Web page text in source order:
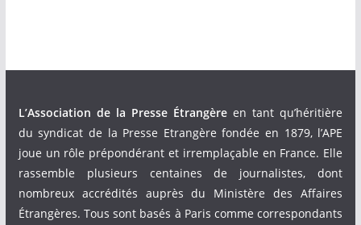
L’Association de la Presse Étrangèreen tant qu’héritière
du syndicat de la Presse Etrangère fondée en 1879, l’APE
joue un rôle prépondérant et irremplaçable en France. Elle
rassemble plusieurs centaines de journalistes, dont
nombreux accrédités auprès du Ministère des Affaires
Étrangères. Tous sont basés à Paris comme correspondants